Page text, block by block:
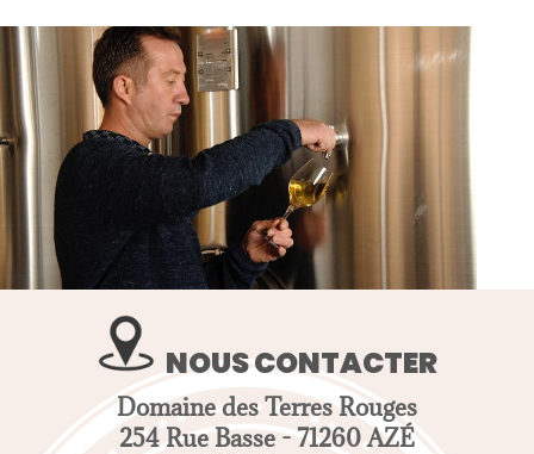
NOUS CONTACTER
Domaine des Terres Rouges
254 Rue Basse - 71260 AZÉ